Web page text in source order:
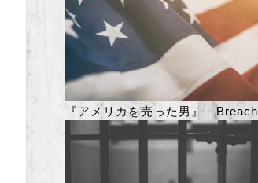
『アメリカを売った男』 Breach